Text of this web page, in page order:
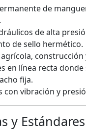
de
de alta
de sello hermético.
construcción
en línea recta
fija.
con vibración y
y Estándares